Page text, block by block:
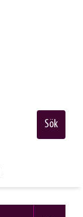
Sök